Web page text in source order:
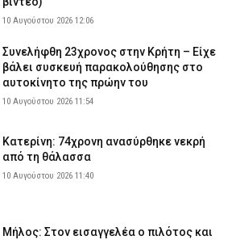
10 Αυγούστου 2026 12:06
Συνελήφθη 23χρονος στην Κρήτη – Είχε
βάλει συσκευή παρακολούθησης στο
αυτοκίνητο της πρώην του
10 Αυγούστου 2026 11:54
Κατερίνη: 74χρονη ανασύρθηκε νεκρή
από τη θάλασσα
10 Αυγούστου 2026 11:40
Μήλος: Στον εισαγγελέα ο πιλότος και